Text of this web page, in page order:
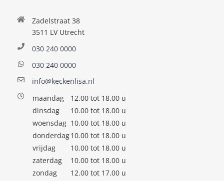
Zadelstraat 38
3511 LV Utrecht
030 240 0000
030 240 0000
info@keckenlisa.nl
maandag
12.00 tot 18.00 u
dinsdag
10.00 tot 18.00 u
woensdag 10.00 tot 18.00 u
donderdag10.00 tot 18.00 u
vrijdag
10.00 tot 18.00 u
zaterdag
10.00 tot 18.00 u
zondag
12.00 tot 17.00 u